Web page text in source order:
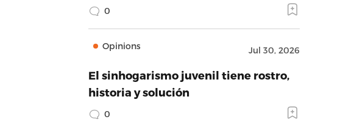
0
Opinions Jul 30, 2026
El sinhogarismo juvenil tiene rostro,
historia y solución
0